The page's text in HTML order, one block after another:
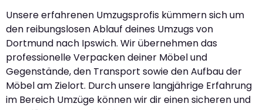
Unsere erfahrenen Umzugsprofis kümmern sich um
den reibungslosen Ablauf deines Umzugs von
Dortmund nach Ipswich. Wir übernehmen das
professionelle Verpacken deiner Möbel und
Gegenstände, den Transport sowie den Aufbau der
Möbel am Zielort. Durch unsere langjährige Erfahrung
im Bereich Umzüge können wir dir einen sicheren und